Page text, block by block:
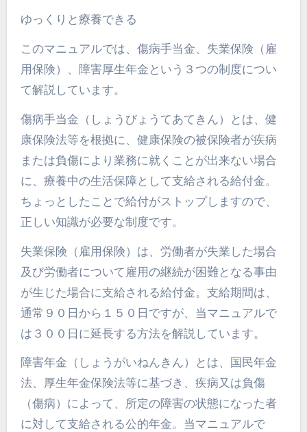
ゆっくりと療養できる
このマニュアルでは、傷病手当金、失業保険（雇
用保険）、障害厚生年金という３つの制度につい
て解説しています。
傷病手当金（しょうびょうてあてきん）とは、健
康保険法等を根拠に、健康保険の被保険者が疾病
または負傷により業務に就くことが出来ない場合
に、療養中の生活保障として支給される給付金。
ちょっとしたことで給付がストップしますので、
正しい知識が必要な制度です。
失業保険（雇用保険）は、労働者が失業した場合
及び労働者について雇用の継続が困難となる事由
が生じた場合に支給される給付金。支給期間は、
通常９０日から１５０日ですが、当マニュアルで
は３００日に延長する方法を解説しています。
障害年金（しょうがいねんきん）とは、国民年金
法、厚生年金保険法等に基づき、疾病又は負傷
（傷病）によって、所定の障害の状態になった者
に対して支給される公的年金。当マニュアルで